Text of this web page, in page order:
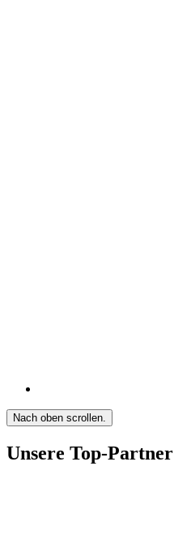
Nach oben scrollen.
Unsere Top-Partner